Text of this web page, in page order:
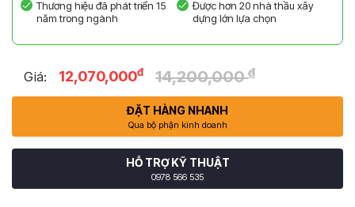
Thương hiệu đã phát triển 15
năm trong ngành
Được hơn 20 nhà thầu xây
dựng lớn lựa chọn
Giá: 12,070,000đ 14,200,000đ
ĐẶT HÀNG NHANH
Qua bộ phận kinh doanh
HỖ TRỢ KỸ THUẬT
0978 566 535